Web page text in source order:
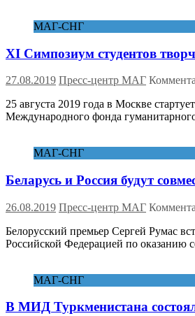
МАГ-СНГ
ХI Симпозиум студентов
27.08.2019 Пресс-центр МАГ
25 августа 2019 года в Москве
Международного фонда
МАГ-СНГ
Беларусь и Россия будут
26.08.2019 Пресс-центр МАГ
Белорусский премьер Сергей Румас
Российской Федерацией по оказанию
МАГ-СНГ
В МИД Туркменистана